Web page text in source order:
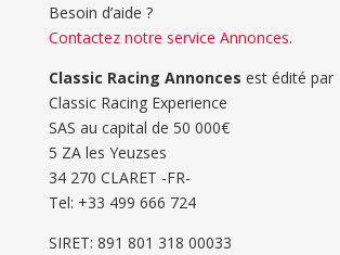
Besoin d’aide ?
Contactez notre service Annonces.
Classic Racing Annonces est édité par
Classic Racing Experience
SAS au capital de 50 000€
5 ZA les Yeuzses
34 270 CLARET -FR-
Tel: ‭+33 499 666 724‬
SIRET: 891 801 318 00033